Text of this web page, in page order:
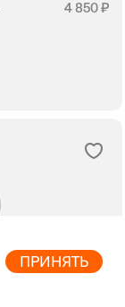
4 850
ПРИНЯТЬ